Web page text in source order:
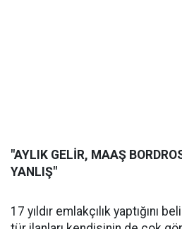
"AYLIK GELİR, MAAŞ
YANLIŞ"
17 yıldır emlakçılık yaptığını